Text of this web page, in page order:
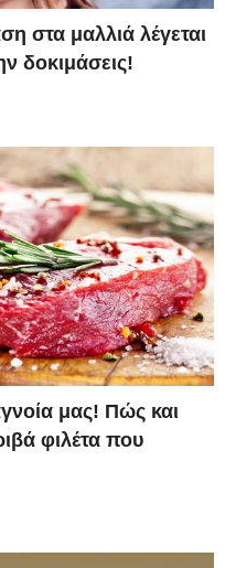
στα μαλλιά λέγεται
δοκιμάσεις!
μας! Πώς και
φιλέτα που